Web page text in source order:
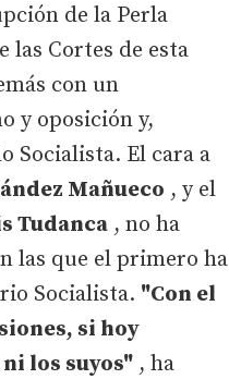
de la Perla
las Cortes de esta
con un
y oposición y,
Socialista. El cara a
Mañueco , y el
Tudanca , no ha
las que el primero ha
Socialista. "Con el
si hoy
los suyos" , ha